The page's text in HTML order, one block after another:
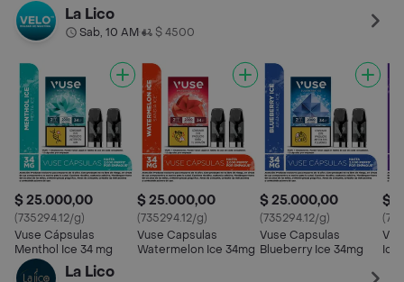
La Lico
Sab, 10 AM• $ 4500
$ 25.000,00
(735294.12/g)
Vuse Cápsulas
Menthol Ice 34 mg
$ 25.000,00
(735294.12/g)
Vuse Capsulas
Watermelon Ice 34mg
$ 25.000,00
(735294.12/g)
Vuse Capsulas
Blueberry Ice 34mg
$
Ice
La Lico